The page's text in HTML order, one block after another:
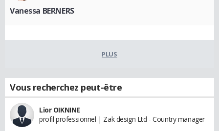
Vanessa BERNERS
PLUS
Vous recherchez peut-être
Lior OIKNINE
profil professionnel | Zak design Ltd - Country manager